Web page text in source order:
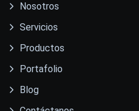
Nosotros
Servicios
Productos
Portafolio
Blog